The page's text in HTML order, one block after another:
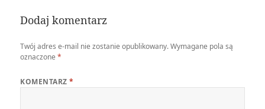
Dodaj komentarz
Twój adres e-mail nie zostanie opublikowany. Wymagane pola są
oznaczone*
KOMENTARZ*